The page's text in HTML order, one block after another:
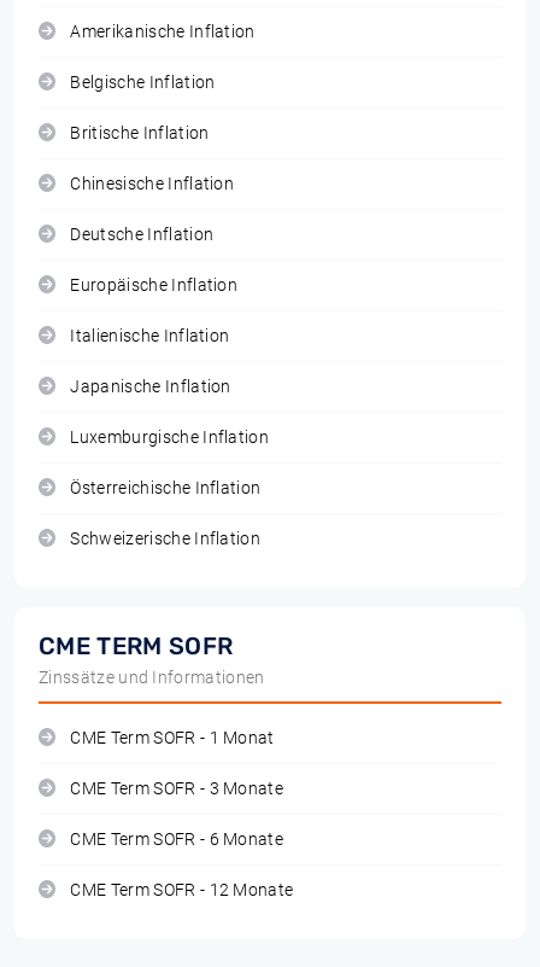
Amerikanische Inflation
Belgische Inflation
Britische Inflation
Chinesische Inflation
Deutsche Inflation
Europäische Inflation
Italienische Inflation
Japanische Inflation
Luxemburgische Inflation
Österreichische Inflation
Schweizerische Inflation
CME TERM SOFR
Zinssätze und Informationen
CME Term SOFR - 1 Monat
CME Term SOFR - 3 Monate
CME Term SOFR - 6 Monate
CME Term SOFR - 12 Monate